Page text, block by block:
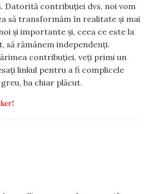
Datorită contribuției dvs, noi vom
să transformăm în realitate și mai
și importante și, ceea ce este la
să rămânem independenți.
contribuției, veți primi un
linkul pentru a fi complicele
ba chiar plăcut.